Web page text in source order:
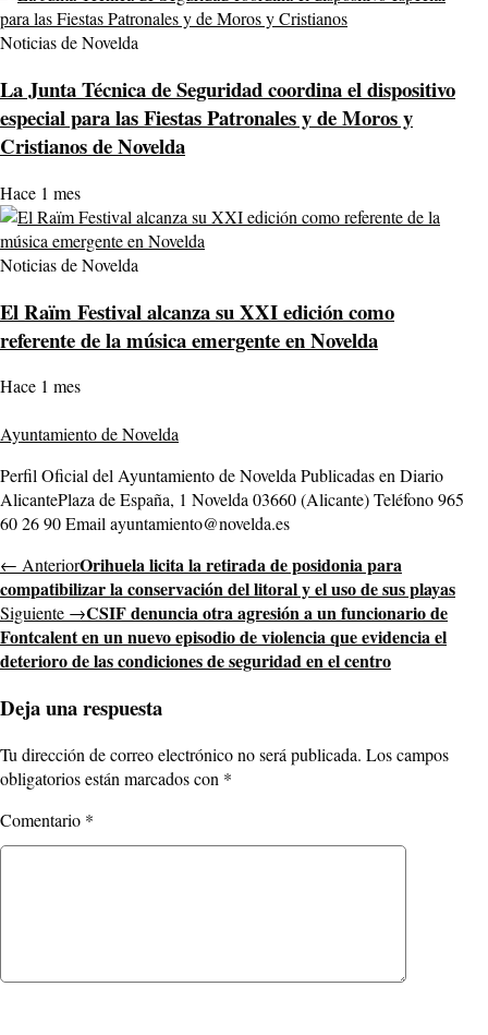
Noticias de Novelda
La Junta Técnica de Seguridad coordina el dispositivo
especial para las Fiestas Patronales y de Moros y
Cristianos de Novelda
Hace 1 mes
Noticias de Novelda
El Raïm Festival alcanza su XXI edición como
referente de la música emergente en Novelda
Hace 1 mes
Ayuntamiento de Novelda
Perfil Oficial del Ayuntamiento de Novelda Publicadas en Diario
AlicantePlaza de España, 1 Novelda 03660 (Alicante) Teléfono 965
60 26 90 Email ayuntamiento@novelda.es
← AnteriorOrihuela licita la retirada de posidonia para
compatibilizar la conservación del litoral y el uso de sus playas
Siguiente →CSIF denuncia otra agresión a un funcionario de
Fontcalent en un nuevo episodio de violencia que evidencia el
deterioro de las condiciones de seguridad en el centro
Deja una respuesta
Tu dirección de correo electrónico no será publicada. Los campos
obligatorios están marcados con *
Comentario *